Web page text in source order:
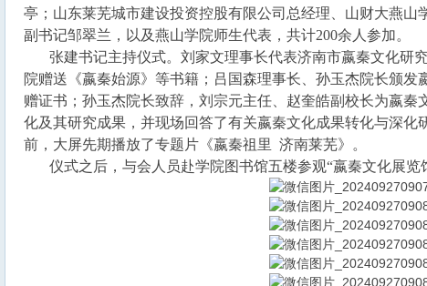
亭；山东莱芜城市建设投资控股有限公司总经理、山财大燕
副书记邹翠兰，以及燕山学院师生代表，共计200余人参加。
张建书记主持仪式。刘家文理事长代表济南市嬴秦文化研
院赠送《嬴秦始源》等书籍；吕国森理事长、孙玉杰院长颁
赠证书；孙玉杰院长致辞，刘宗元主任、赵奎皓副校长为嬴
化及其研究成果，并现场回答了有关嬴秦文化成果转化与深化
前，大屏先期播放了专题片《嬴秦祖里 济南莱芜》。
仪式之后，与会人员赴学院图书馆五楼参观“嬴秦文化展览